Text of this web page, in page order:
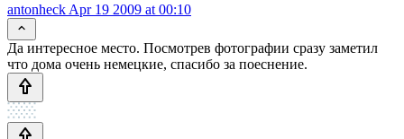
antonheck Apr 19 2009 at 00:10
Да интересное место. Посмотрев фотографии сразу заметил
что дома очень немецкие, спасибо за поеснение.